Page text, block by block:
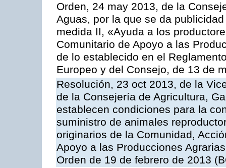
Orden, 24 may 2013, de la
Aguas, por la que se da
medida II, «Ayuda a los
Comunitario de Apoyo a las
de lo establecido en el
Europeo y del Consejo, de 13 de
Resolución, 23 oct 2013, de la
de la Consejería de Agricultura,
establecen condiciones para la
suministro de animales
originarios de la Comunidad,
Apoyo a las Producciones
Orden de 19 de febrero de 2013